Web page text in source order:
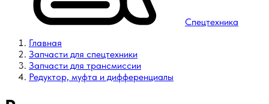
Спецтехника
Главная
Запчасти для спецтехники
Запчасти для трансмиссии
Редуктор, муфта и дифференциалы